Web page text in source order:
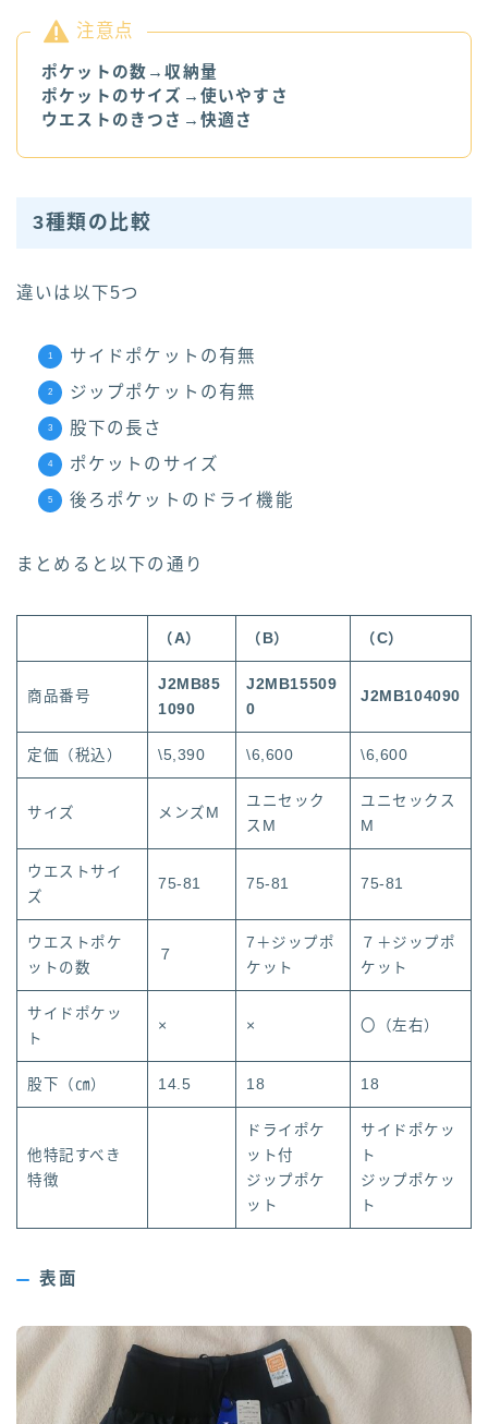
注意点
ポケットの数→収納量
ポケットのサイズ→使いやすさ
ウエストのきつさ → 快適さ
3種類の比較
違いは以下5つ
サイドポケットの有無
ジップポケットの有無
股下の長さ
ポケットのサイズ
後ろポケットのドライ機能
まとめると以下の通り
（A） （B） （C）
商品番号
J2MB85
1090
J2MB15509
0
J2MB104090
定価（税込） \5,390 \6,600 \6,600
サイズ メンズM
ユニセック
スM
ユニセックス
M
ウエストサイ
ズ
75-81 75-81 75-81
ウエストポケ
ットの数
７
7＋ジップポ
ケット
７＋ジップポ
ケット
サイドポケッ
ト
× × 〇（左右）
股下（㎝） 14.5 18 18
他特記すべき
特徴
ドライポケ
ット付
ジップポケ
ット
サイドポケッ
ト
ジップポケッ
ト
表面